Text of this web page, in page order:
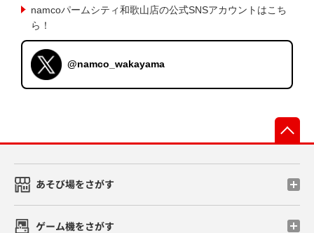
namcoパームシティ和歌山店の公式SNSアカウントはこち
ら！
@namco_wakayama
あそび場をさがす
ゲーム機をさがす